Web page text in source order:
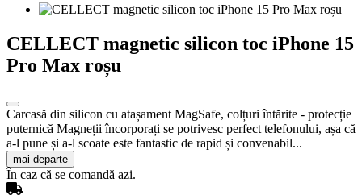
CELLECT magnetic silicon toc iPhone 15
Pro Max roșu
Carcasă din silicon cu atașament MagSafe, colțuri întărite - protecție
puternică Magneții încorporați se potrivesc perfect telefonului, așa că
a-l pune și a-l scoate este fantastic de rapid și convenabil...
mai departe
În caz că se comandă azi.